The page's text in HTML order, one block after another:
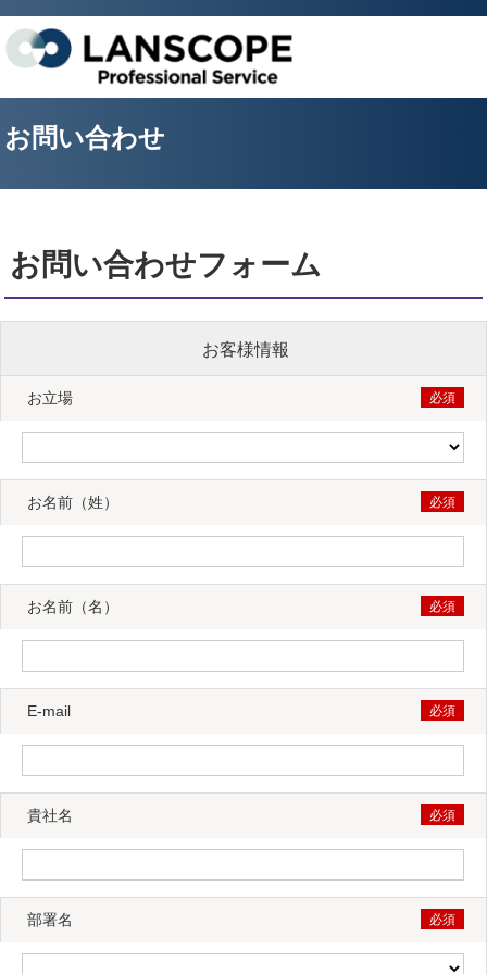
お問い合わせ
お問い合わせフォーム
お客様情報
お立場
お名前（姓）
お名前（名）
E-mail
貴社名
部署名